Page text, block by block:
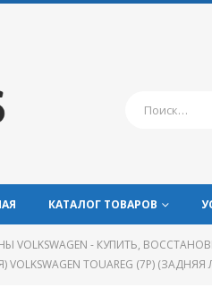
КАТАЛОГ ТОВАРОВ
VOLKSWAGEN - КУПИТЬ,
TOUAREG (7P) (ЗАДНЯЯ